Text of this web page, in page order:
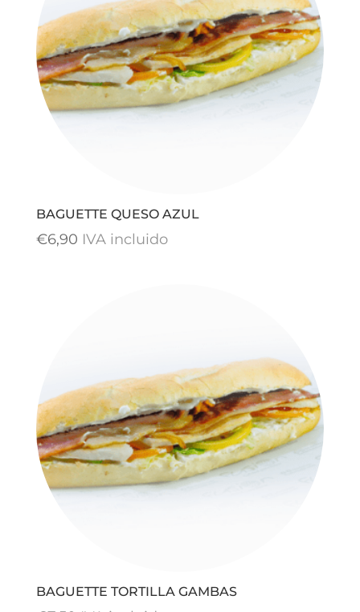
BAGUETTE QUESO AZUL
€6,90 IVA incluido
BAGUETTE TORTILLA GAMBAS